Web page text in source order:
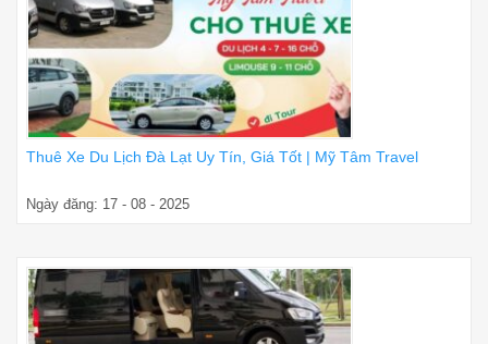
Thuê Xe Du Lịch Đà Lạt Uy Tín, Giá Tốt | Mỹ Tâm Travel
Ngày đăng: 17 - 08 - 2025